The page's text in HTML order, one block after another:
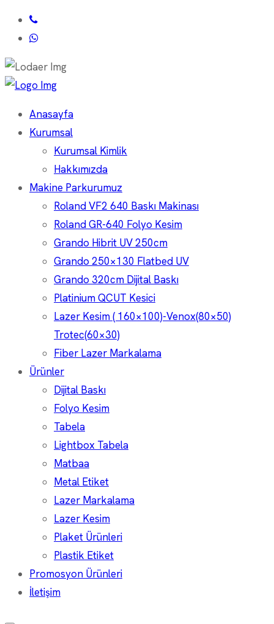
Anasayfa
Kurumsal
Kurumsal Kimlik
Hakkımızda
Makine Parkurumuz
Roland VF2 640 Baskı Makinası
Roland GR-640 Folyo Kesim
Grando Hibrit UV 250cm
Grando 250×130 Flatbed UV
Grando 320cm Dijital Baskı
Platinium QCUT Kesici
Lazer Kesim ( 160×100)-Venox(80×50)
Trotec(60×30)
Fiber Lazer Markalama
Ürünler
Dijital Baskı
Folyo Kesim
Tabela
Lightbox Tabela
Matbaa
Metal Etiket
Lazer Markalama
Lazer Kesim
Plaket Ürünleri
Plastik Etiket
Promosyon Ürünleri
İletişim